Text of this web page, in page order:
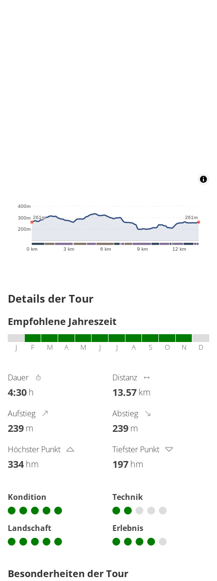
0 km 3 km 6 km 9 km 12 km
200m
300m
400m
261m 261m
Details der Tour
Empfohlene Jahreszeit
J F M A M J J A S O N D
Dauer
4:30 h
Distanz
13.57 km
Aufstieg
239 m
Abstieg
239 m
Höchster Punkt
334 hm
Tiefster Punkt
197 hm
Kondition Technik
Landschaft Erlebnis
Besonderheiten der Tour